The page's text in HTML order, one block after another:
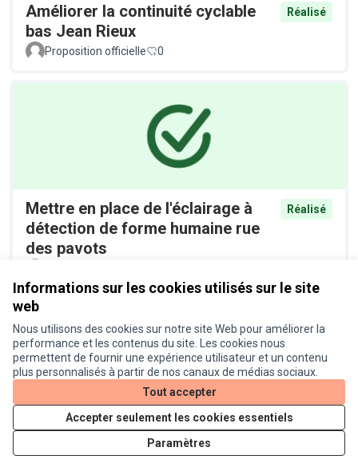
Informations sur les cookies utilisés sur le site
web
Nous utilisons des cookies sur notre site Web pour améliorer la
performance et les contenus du site. Les cookies nous
permettent de fournir une expérience utilisateur et un contenu
plus personnalisés à partir de nos canaux de médias sociaux.
Tout accepter
Accepter seulement les cookies essentiels
Paramètres
Améliorer la continuité cyclable
bas Jean Rieux
Réalisé
Proposition officielle 0
Mettre en place de l'éclairage à
détection de forme humaine rue
des pavots
Réalisé
Installer des racks à vélos devant
les commerces de la route d'Agde